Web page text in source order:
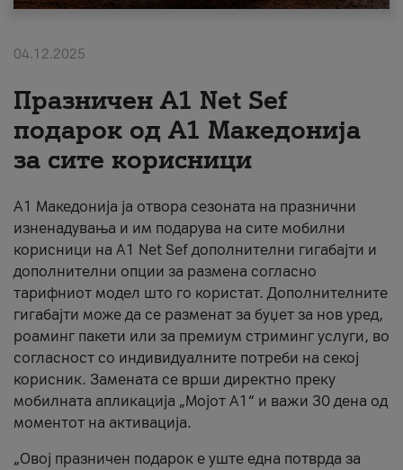
Поддршка
Надополни кредит
За нас
#ПодобарОнлајн
04.12.2025
Празничен A1 Net Sеf
подарок од А1 Македонија
за сите корисници
А1 Македонија ја отвора сезоната на празнични
изненадувања и им подарува на сите мобилни
корисници на A1 Net Sef дополнителни гигабајти и
дополнителни опции за размена согласно
тарифниот модел што го користат. Дополнителните
гигабајти може да се разменат за буџет за нов уред,
роаминг пакети или за премиум стриминг услуги, во
согласност со индивидуалните потреби на секој
корисник. Замената се врши директно преку
мобилната апликација „Мојот А1“ и важи 30 дена од
моментот на активација.
„Овој празничен подарок е уште една потврда за